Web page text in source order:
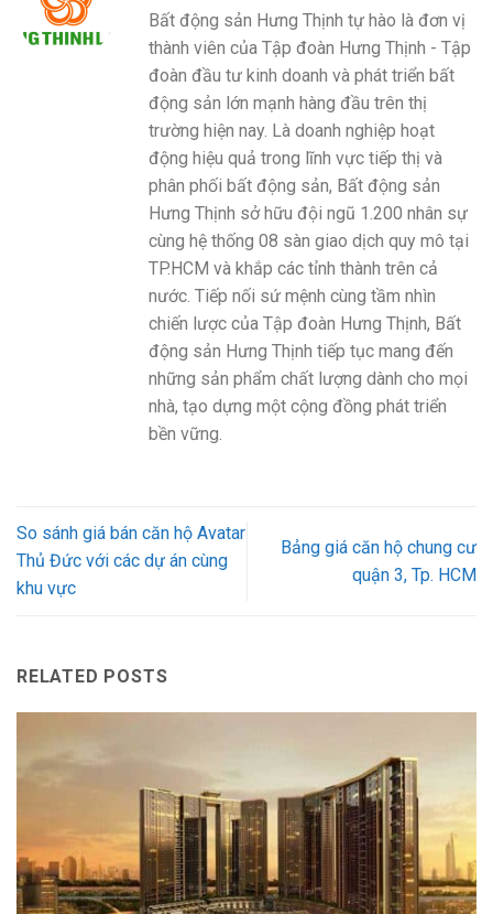
Bất động sản Hưng Thịnh tự hào là đơn vị
thành viên của Tập đoàn Hưng Thịnh - Tập
đoàn đầu tư kinh doanh và phát triển bất
động sản lớn mạnh hàng đầu trên thị
trường hiện nay. Là doanh nghiệp hoạt
động hiệu quả trong lĩnh vực tiếp thị và
phân phối bất động sản, Bất động sản
Hưng Thịnh sở hữu đội ngũ 1.200 nhân sự
cùng hệ thống 08 sàn giao dịch quy mô tại
TP.HCM và khắp các tỉnh thành trên cả
nước. Tiếp nối sứ mệnh cùng tầm nhìn
chiến lược của Tập đoàn Hưng Thịnh, Bất
động sản Hưng Thịnh tiếp tục mang đến
những sản phẩm chất lượng dành cho mọi
nhà, tạo dựng một cộng đồng phát triển
bền vững.
So sánh giá bán căn hộ Avatar
Thủ Đức với các dự án cùng
khu vực
Bảng giá căn hộ chung cư
quận 3, Tp. HCM
RELATED POSTS